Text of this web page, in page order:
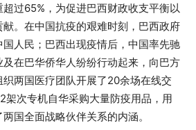
过65%，为促进巴西财政收支平衡以
。在中国抗疫的艰难时刻，巴西政府
人民；巴西出现疫情后，中国率先驰
在巴华侨华人纷纷行动起来，向巴方
两国医疗团队开展了20余场在线交
架次专机自华采购大量防疫用品，用
国全面战略伙伴关系的内涵。